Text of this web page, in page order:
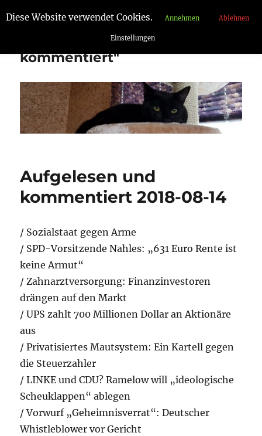
"Aufgelesen und
kommentiert"
Aufgelesen und
kommentiert 2018-08-14
/ Sozialstaat gegen Arme
/ SPD-Vorsitzende Nahles: „631 Euro Rente ist
keine Armut“
/ Zahnarztversorgung: Finanzinvestoren
drängen auf den Markt
/ UPS zahlt 700 Millionen Dollar an Aktionäre
aus
/ Privatisiertes Mautsystem: Ein Kartell gegen
die Steuerzahler
/ LINKE und CDU? Ramelow will „ideologische
Scheuklappen“ ablegen
/ Vorwurf „Geheimnisverrat“: Deutscher
Whistleblower vor Gericht
Diese Website verwendet Cookies. Annehmen Ablehnen
Einstellungen